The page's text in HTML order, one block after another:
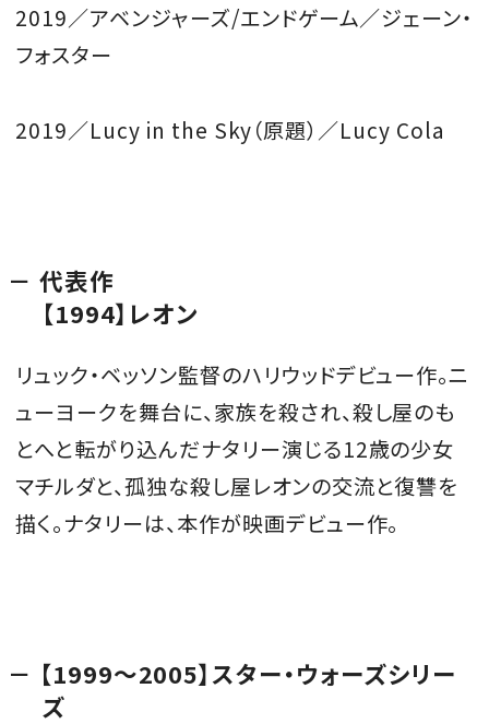
2019／アベンジャーズ/エンドゲーム／ジェーン・
フォスター
2019／Lucy in the Sky（原題）／Lucy Cola
代表作
【1994】レオン
リュック・ベッソン監督のハリウッドデビュー作。ニ
ューヨークを舞台に、家族を殺され、殺し屋のも
とへと転がり込んだナタリー演じる12歳の少女
マチルダと、孤独な殺し屋レオンの交流と復讐を
描く。ナタリーは、本作が映画デビュー作。
【1999～2005】スター・ウォーズシリー
ズ